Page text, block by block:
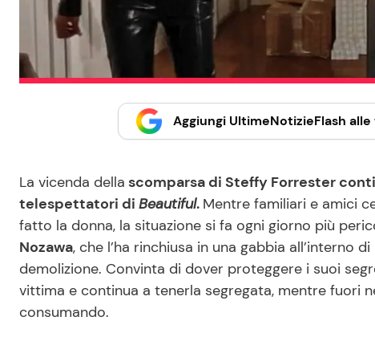
Aggiungi UltimeNotizieFlash
La vicenda della scomparsa di Steffy Forrester
telespettatori di Beautiful. Mentre familiari e amici
fatto la donna, la situazione si fa ogni giorno più
Nozawa, che l’ha rinchiusa in una gabbia all’interno
demolizione. Convinta di dover proteggere i suoi
vittima e continua a tenerla segregata, mentre fuori
consumando.